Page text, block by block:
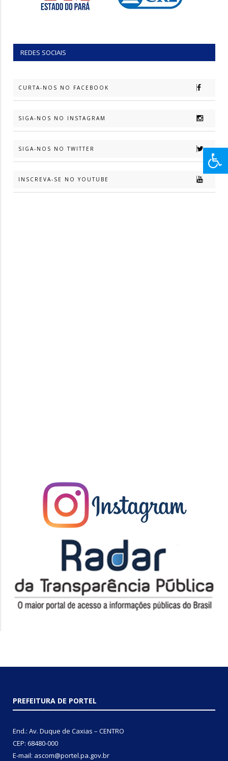
REDES SOCIAIS
CURTA-NOS NO FACEBOOK
SIGA-NOS NO INSTAGRAM
SIGA-NOS NO TWITTER
INSCREVA-SE NO YOUTUBE
PREFEITURA DE PORTEL
End.: Av. Duque de Caxias – CENTRO
CEP: 68480-000
E-mail: ascom@portel.pa.gov.br